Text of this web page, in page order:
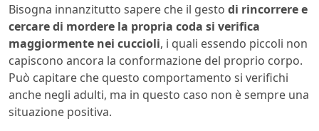
Bisogna innanzitutto sapere che il gesto di rincorrere e
cercare di mordere la propria coda si verifica
maggiormente nei cuccioli, i quali essendo piccoli non
capiscono ancora la conformazione del proprio corpo.
Può capitare che questo comportamento si verifichi
anche negli adulti, ma in questo caso non è sempre una
situazione positiva.